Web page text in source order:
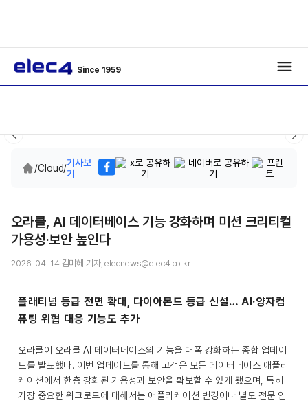
Since 1959
/Cloud/기사보
기
오라클, AI 데이터베이스 기능 강화하며 미션 크리티컬
가용성·보안 높인다
2026-04-14 김미혜 기자, elecnews@elec4.co.kr
플래티넘 등급 전면 확대, 다이아몬드 등급 신설… AI·양자컴
퓨팅 위협 대응 기능도 추가
오라클이 오라클 AI 데이터베이스의 기능을 대폭 강화하는 종합 업데이
트를 발표했다. 이번 업데이트를 통해 고객은 모든 데이터베이스 애플리
케이션에서 한층 강화된 가용성과 보안을 확보할 수 있게 됐으며, 특히
가장 중요한 워크로드에 대해서는 애플리케이션 변경이나 별도 전문 인